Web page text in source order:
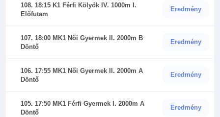
108. 18:15 K1 Férfi Kölyök IV. 1000m I.
Előfutam
Eredmény
107. 18:00 MK1 Női Gyermek II. 2000m B
Döntő
Eredmény
106. 17:55 MK1 Női Gyermek II. 2000m A
Döntő
Eredmény
105. 17:50 MK1 Férfi Gyermek I. 2000m A
Döntő
Eredmény